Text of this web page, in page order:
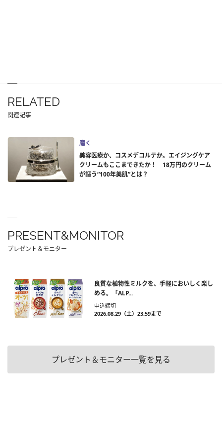
RELATED
関連記事
磨く
美容医療か、コスメデコルテか。エイジングケア
クリームもここまできたか！ 18万円のクリーム
が謳う“100年美肌”とは？
PRESENT&MONITOR
プレゼント＆モニター
良質な植物性ミルクを、手軽においしく楽し
める。「ALP...
申込締切
2026.08.29（土）23:59まで
プレゼント＆モニター一覧を見る